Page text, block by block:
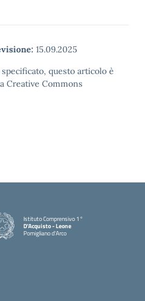
15.09.2025
questo articolo è
Creative Commons
Istituto Comprensivo 1°
D'Acquisto - Leone
Pomigliano d'Arco
— Visita la pagina iniziale della scuola